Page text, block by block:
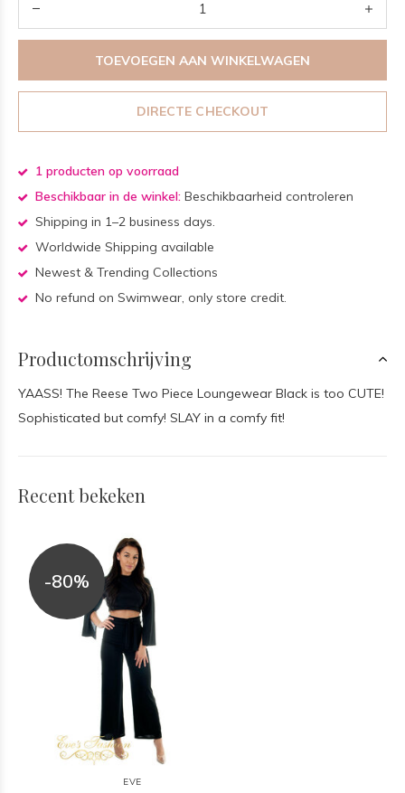
TOEVOEGEN AAN WINKELWAGEN
DIRECTE CHECKOUT
1 producten op voorraad
Beschikbaar in de winkel: Beschikbaarheid controleren
Shipping in 1–2 business days.
Worldwide Shipping available
Newest & Trending Collections
No refund on Swimwear, only store credit.
Productomschrijving
YAASS! The Reese Two Piece Loungewear Black is too CUTE!
Sophisticated but comfy! SLAY in a comfy fit!
Recent bekeken
-80%
EVE